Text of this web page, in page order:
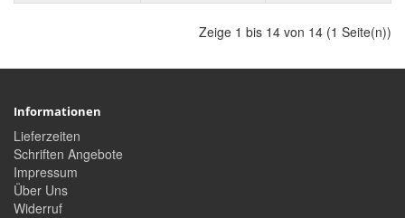
Zeige 1 bis 14 von 14 (1 Seite(n))
Informationen
Lieferzeiten
Schriften Angebote
Impressum
Über Uns
Widerruf